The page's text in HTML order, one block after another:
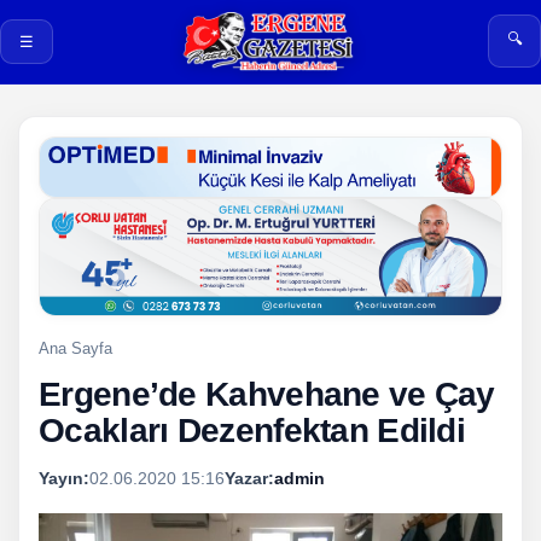
☰ 🔍
Ana Sayfa
Ergene’de Kahvehane ve Çay
Ocakları Dezenfektan Edildi
Yayın:02.06.2020 15:16Yazar:admin